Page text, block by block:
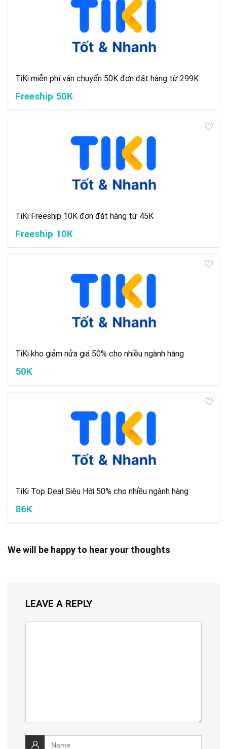
TiKi miễn phí vận chuyển 50K đơn đặt hàng từ 299K
Freeship 50K
TiKi Freeship 10K đơn đặt hàng từ 45K
Freeship 10K
TiKi kho giảm nửa giá 50% cho nhiều ngành hàng
50K
TiKi Top Deal Siêu Hời 50% cho nhiều ngành hàng
86K
We will be happy to hear your thoughts
LEAVE A REPLY